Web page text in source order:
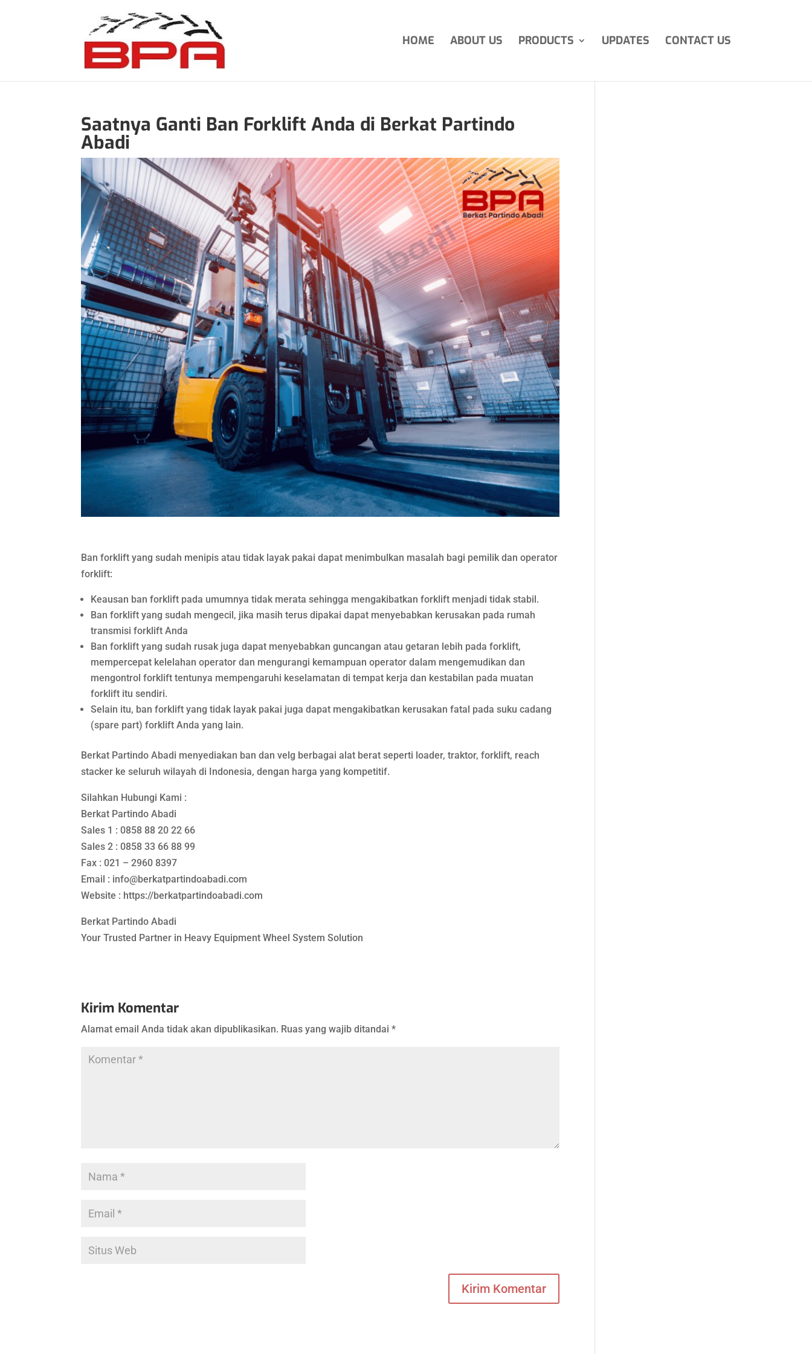
HOME ABOUT US PRODUCTS UPDATES CONTACT US
Saatnya Ganti Ban Forklift Anda di Berkat Partindo
Abadi
Ban forklift yang sudah menipis atau tidak layak pakai dapat menimbulkan masalah bagi pemilik dan operator
forklift:
Keausan ban forklift pada umumnya tidak merata sehingga mengakibatkan forklift menjadi tidak stabil.
Ban forklift yang sudah mengecil, jika masih terus dipakai dapat menyebabkan kerusakan pada rumah
transmisi forklift Anda
Ban forklift yang sudah rusak juga dapat menyebabkan guncangan atau getaran lebih pada forklift,
mempercepat kelelahan operator dan mengurangi kemampuan operator dalam mengemudikan dan
mengontrol forklift tentunya mempengaruhi keselamatan di tempat kerja dan kestabilan pada muatan
forklift itu sendiri.
Selain itu, ban forklift yang tidak layak pakai juga dapat mengakibatkan kerusakan fatal pada suku cadang
(spare part) forklift Anda yang lain.
Berkat Partindo Abadi menyediakan ban dan velg berbagai alat berat seperti loader, traktor, forklift, reach
stacker ke seluruh wilayah di Indonesia, dengan harga yang kompetitif.
Silahkan Hubungi Kami :
Berkat Partindo Abadi
Sales 1 : 0858 88 20 22 66
Sales 2 : 0858 33 66 88 99
Fax : 021 – 2960 8397
Email : info@berkatpartindoabadi.com
Website : https://berkatpartindoabadi.com
Berkat Partindo Abadi
Your Trusted Partner in Heavy Equipment Wheel System Solution
Kirim Komentar
Alamat email Anda tidak akan dipublikasikan. Ruas yang wajib ditandai*